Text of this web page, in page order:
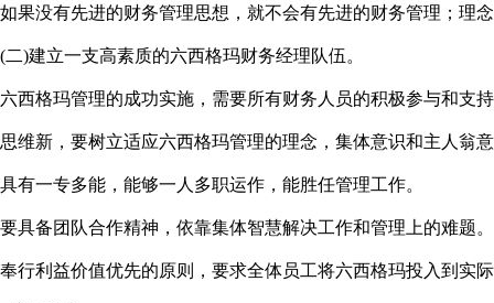
如果没有先进的财务管理思想，就不会有先进的财务管理；理
(二)建立一支高素质的六西格玛财务经理队伍。
六西格玛管理的成功实施，需要所有财务人员的积极参与和支
思维新，要树立适应六西格玛管理的理念，集体意识和主人翁
具有一专多能，能够一人多职运作，能胜任管理工作。
要具备团队合作精神，依靠集体智慧解决工作和管理上的难题。
奉行利益价值优先的原则，要求全体员工将六西格玛投入到实